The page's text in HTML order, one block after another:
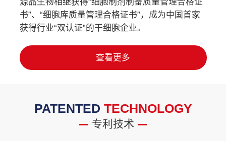
书”、“细胞库质量管理合格证书”，成为中国首家
获得行业“双认证”的干细胞企业。
查看更多
PATENTED TECHNOLOGY
专利技术